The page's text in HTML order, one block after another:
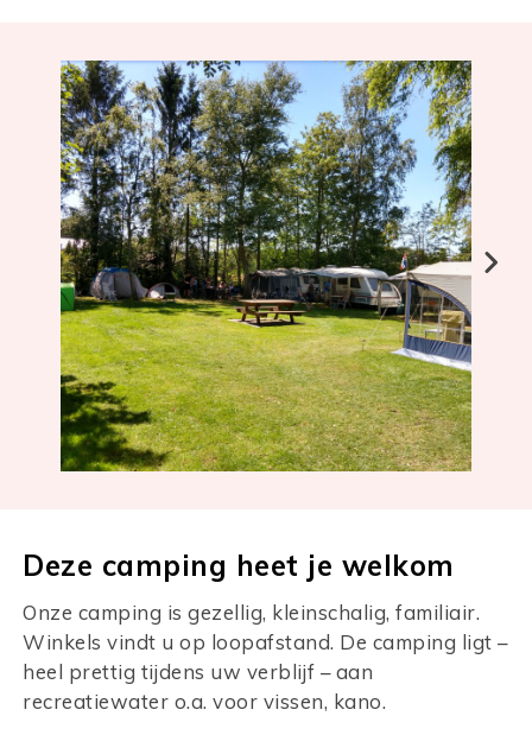
Deze camping heet je welkom
Onze camping is gezellig, kleinschalig, familiair.
Winkels vindt u op loopafstand. De camping ligt –
heel prettig tijdens uw verblijf – aan
recreatiewater o.a. voor vissen, kano.